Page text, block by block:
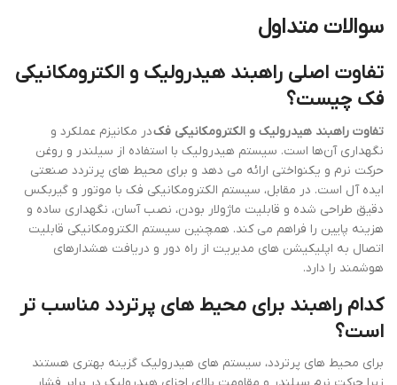
سوالات متداول
تفاوت اصلی راهبند هیدرولیک و الکترومکانیکی
فک چیست؟
تفاوت راهبند هیدرولیک و الکترومکانیکی فکدر مکانیزم عملکرد و
نگهداری آن‌ها است. سیستم هیدرولیک با استفاده از سیلندر و روغن
حرکت نرم و یکنواختی ارائه می دهد و برای محیط های پرتردد صنعتی
ایده آل است. در مقابل، سیستم الکترومکانیکی فک با موتور و گیربکس
دقیق طراحی شده و قابلیت ماژولار بودن، نصب آسان، نگهداری ساده و
هزینه پایین را فراهم می کند. همچنین سیستم الکترومکانیکی قابلیت
اتصال به اپلیکیشن های مدیریت از راه دور و دریافت هشدارهای
هوشمند را دارد.
کدام راهبند برای محیط های پرتردد مناسب تر
است؟
برای محیط های پرتردد، سیستم های هیدرولیک گزینه بهتری هستند